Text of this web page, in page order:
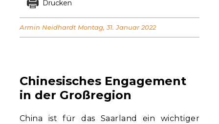
Chinesisches Engagement
in der Großregion
China ist für das Saarland ein wichtiger
Drucken
Armin Neidhardt Montag, 31. Januar 2022